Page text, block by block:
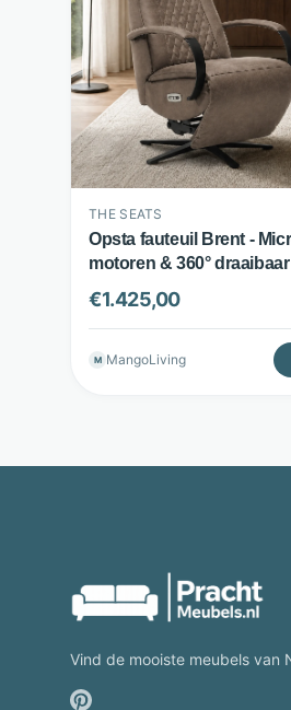
THE SEATS
Opsta fauteuil Brent -
motoren & 360°
The Seats
€1.425,00
M MangoLiving
Vind de mooiste meubels van